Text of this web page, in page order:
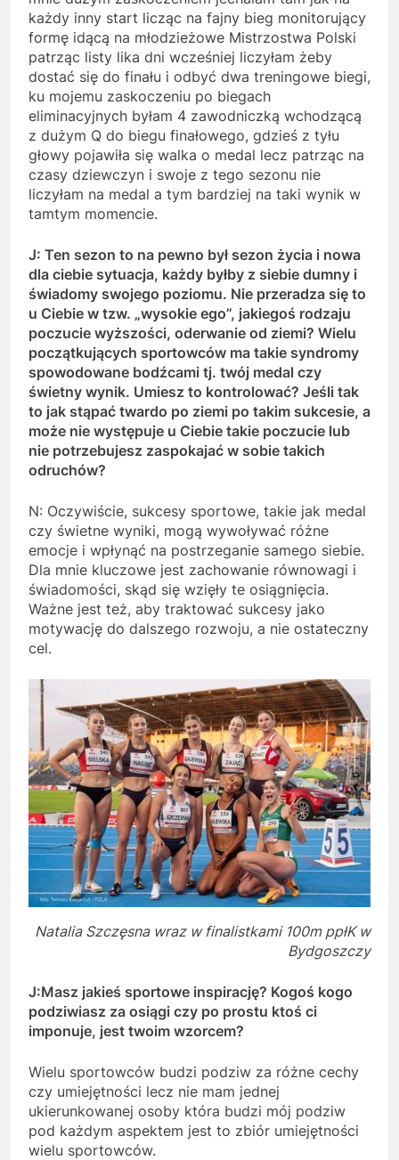
każdy inny start licząc na fajny bieg monitorujący
formę idącą na młodzieżowe Mistrzostwa Polski
patrząc listy lika dni wcześniej liczyłam żeby
dostać się do finału i odbyć dwa treningowe biegi,
ku mojemu zaskoczeniu po biegach
eliminacyjnych byłam 4 zawodniczką wchodzącą
z dużym Q do biegu finałowego, gdzieś z tyłu
głowy pojawiła się walka o medal lecz patrząc na
czasy dziewczyn i swoje z tego sezonu nie
liczyłam na medal a tym bardziej na taki wynik w
tamtym momencie.
J: Ten sezon to na pewno był sezon życia i nowa
dla ciebie sytuacja, każdy byłby z siebie dumny i
świadomy swojego poziomu. Nie przeradza się to
u Ciebie w tzw. „wysokie ego”, jakiegoś rodzaju
poczucie wyższości, oderwanie od ziemi? Wielu
początkujących sportowców ma takie syndromy
spowodowane bodźcami tj. twój medal czy
świetny wynik. Umiesz to kontrolować? Jeśli tak
to jak stąpać twardo po ziemi po takim sukcesie, a
może nie występuje u Ciebie takie poczucie lub
nie potrzebujesz zaspokajać w sobie takich
odruchów?
N: Oczywiście, sukcesy sportowe, takie jak medal
czy świetne wyniki, mogą wywoływać różne
emocje i wpłynąć na postrzeganie samego siebie.
Dla mnie kluczowe jest zachowanie równowagi i
świadomości, skąd się wzięły te osiągnięcia.
Ważne jest też, aby traktować sukcesy jako
motywację do dalszego rozwoju, a nie ostateczny
cel.
Natalia Szczęsna wraz w finalistkami 100m ppłK w
Bydgoszczy
J:Masz jakieś sportowe inspirację? Kogoś kogo
podziwiasz za osiągi czy po prostu ktoś ci
imponuje, jest twoim wzorcem?
Wielu sportowców budzi podziw za różne cechy
czy umiejętności lecz nie mam jednej
ukierunkowanej osoby która budzi mój podziw
pod każdym aspektem jest to zbiór umiejętności
wielu sportowców.